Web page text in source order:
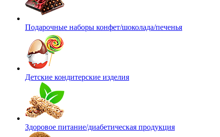
Подарочные наборы конфет/шоколада/печенья
Детские кондитерские изделия
Здоровое питание/диабетическая продукция